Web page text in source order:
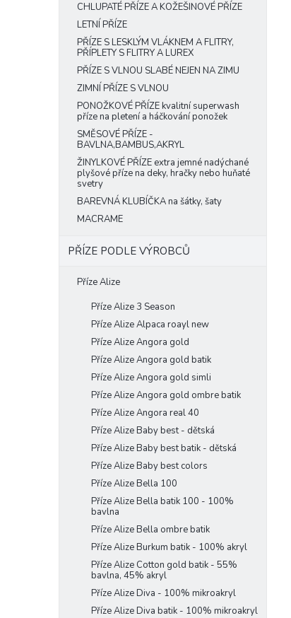
CHLUPATÉ PŘÍZE A KOŽEŠINOVÉ PŘÍZE
LETNÍ PŘÍZE
PŘÍZE S LESKLÝM VLÁKNEM A FLITRY,
PŘÍPLETY S FLITRY A LUREX
PŘÍZE S VLNOU SLABÉ NEJEN NA ZIMU
ZIMNÍ PŘÍZE S VLNOU
PONOŽKOVÉ PŘÍZE kvalitní superwash
příze na pletení a háčkování ponožek
SMĚSOVÉ PŘÍZE -
BAVLNA,BAMBUS,AKRYL
ŽINYLKOVÉ PŘÍZE extra jemné nadýchané
plyšové příze na deky, hračky nebo huňaté
svetry
BAREVNÁ KLUBÍČKA na šátky, šaty
MACRAME
PŘÍZE PODLE VÝROBCŮ
Příze Alize
Příze Alize 3 Season
Příze Alize Alpaca roayl new
Příze Alize Angora gold
Příze Alize Angora gold batik
Příze Alize Angora gold simli
Příze Alize Angora gold ombre batik
Příze Alize Angora real 40
Příze Alize Baby best - dětská
Příze Alize Baby best batik - dětská
Příze Alize Baby best colors
Příze Alize Bella 100
Příze Alize Bella batik 100 - 100%
bavlna
Příze Alize Bella ombre batik
Příze Alize Burkum batik - 100% akryl
Příze Alize Cotton gold batik - 55%
bavlna, 45% akryl
Příze Alize Diva - 100% mikroakryl
Příze Alize Diva batik - 100% mikroakryl